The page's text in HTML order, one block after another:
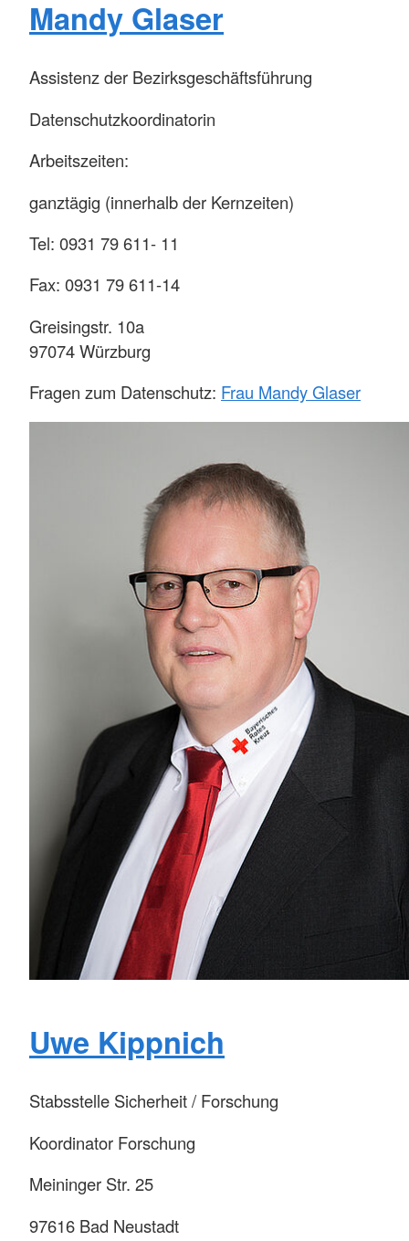
Mandy Glaser
Assistenz der Bezirksgeschäftsführung
Datenschutzkoordinatorin
Arbeitszeiten:
ganztägig (innerhalb der Kernzeiten)
Tel: 0931 79 611- 11
Fax: 0931 79 611-14
Greisingstr. 10a
97074 Würzburg
Fragen zum Datenschutz: Frau Mandy Glaser
Uwe Kippnich
Stabsstelle Sicherheit / Forschung
Koordinator Forschung
Meininger Str. 25
97616 Bad Neustadt